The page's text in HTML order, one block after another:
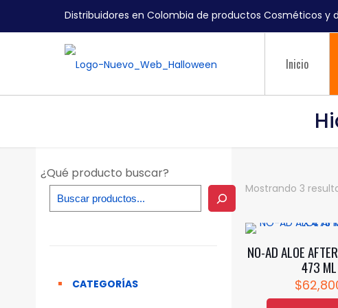
Distribuidores en Colombia de productos Cosméticos y
Inicio
Mostrando 3
NO-AD ALOE
473 ML
$
¿Qué producto buscar?
CATEGORÍAS